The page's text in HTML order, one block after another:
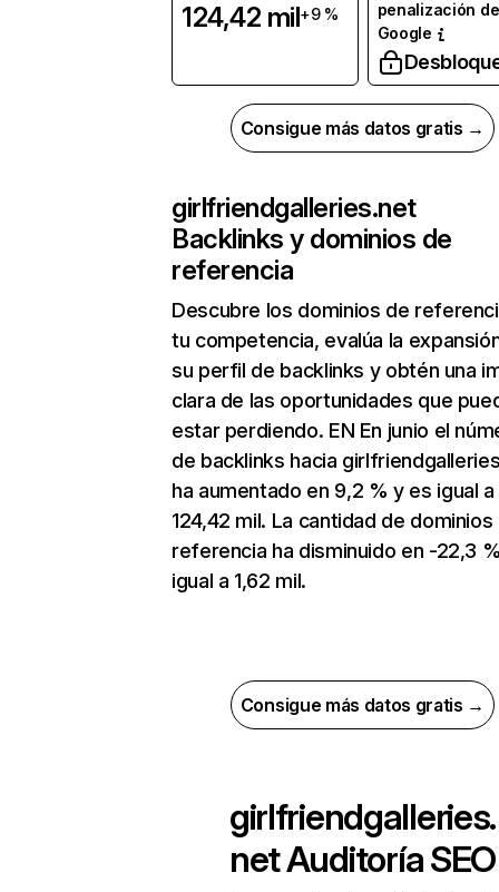
124,42 mil+9 %
penalización de
Google
Consigue más datos gratis →
girlfriendgalleries.net
Backlinks y dominios de
referencia
Descubre los dominios de
tu competencia, evalúa la
su perfil de backlinks y obtén una
clara de las oportunidades que
estar perdiendo. EN En junio el
de backlinks hacia
ha aumentado en 9,2 % y es igual a
124,42 mil. La cantidad de dominios
referencia ha disminuido en -22,3
igual a 1,62 mil.
Consigue más datos gratis →
girlfriendgalleries.
netAuditoría SEO